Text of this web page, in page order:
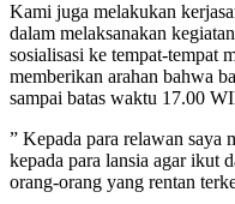
Kami juga melakukan
dalam melaksanakan
sosialisasi ke tempat-tempat
memberikan arahan bahwa
sampai batas waktu 17.00
” Kepada para relawan saya
kepada para lansia agar ikut
orang-orang yang rentan